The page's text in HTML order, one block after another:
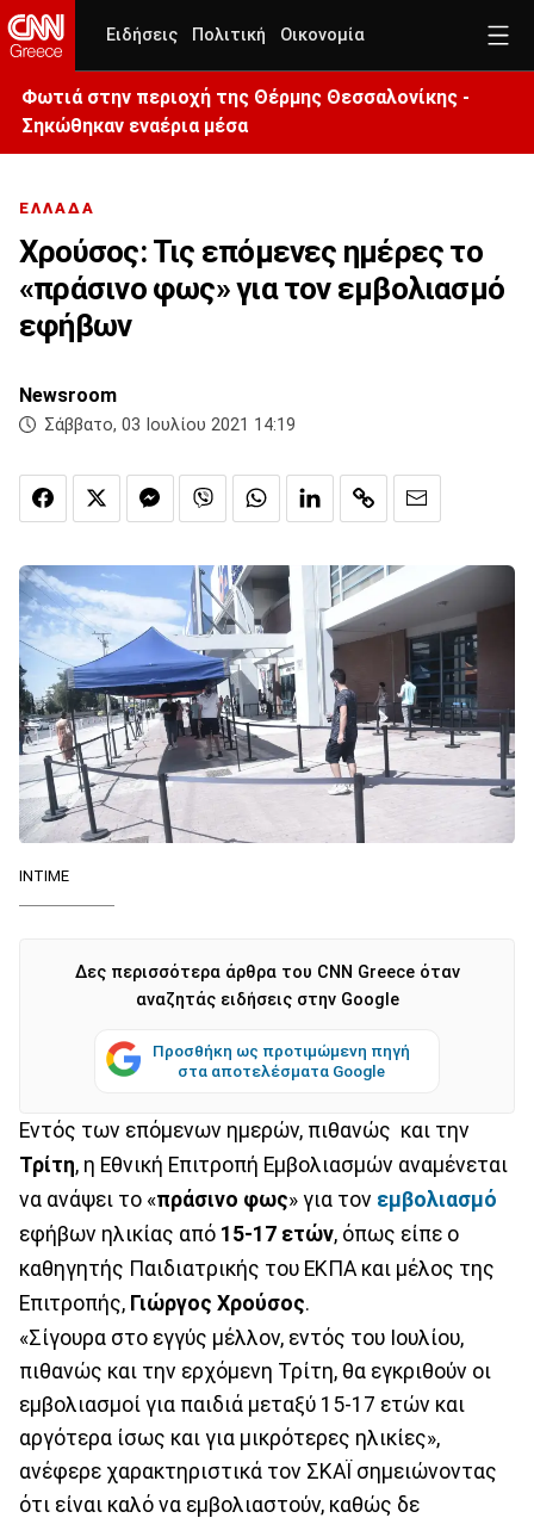
Ειδήσεις Πολιτική Οικονομία
Φωτιά στην περιοχή της Θέρμης Θεσσαλονίκης -
Σηκώθηκαν εναέρια μέσα
ΕΛΛΑΔΑ
Χρούσος: Τις επόμενες ημέρες το
«πράσινο φως» για τον εμβολιασμό
εφήβων
Newsroom
Σάββατο, 03 Ιουλίου 2021 14:19
ΙΝΤΙΜΕ
Δες περισσότερα άρθρα του CNN Greece όταν
αναζητάς ειδήσεις στην Google
Προσθήκη ως προτιμώμενη πηγή
στα αποτελέσματα Google
Εντός των επόμενων ημερών, πιθανώς και την
Τρίτη, η Εθνική Επιτροπή Εμβολιασμών αναμένεται
να ανάψει το «πράσινο φως» για τον εμβολιασμό
εφήβων ηλικίας από 15-17 ετών, όπως είπε ο
καθηγητής Παιδιατρικής του ΕΚΠΑ και μέλος της
Επιτροπής, Γιώργος Χρούσος.
«Σίγουρα στο εγγύς μέλλον, εντός του Ιουλίου,
πιθανώς και την ερχόμενη Τρίτη, θα εγκριθούν οι
εμβολιασμοί για παιδιά μεταξύ 15-17 ετών και
αργότερα ίσως και για μικρότερες ηλικίες»,
ανέφερε χαρακτηριστικά τον ΣΚΑΪ σημειώνοντας
ότι είναι καλό να εμβολιαστούν, καθώς δε